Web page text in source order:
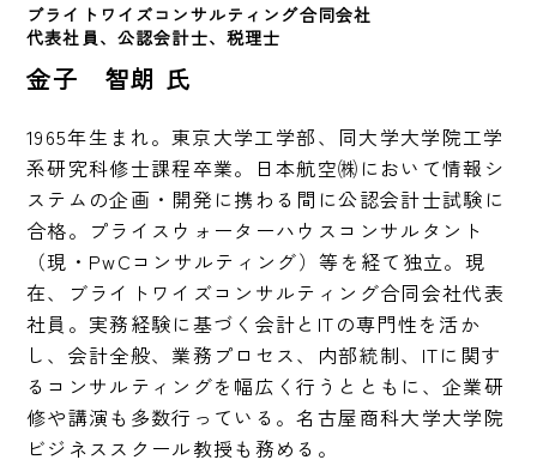
ブライトワイズコンサルティング合同会社
代表社員、公認会計士、税理士
金子 智朗 氏
1965年生まれ。東京大学工学部、同大学大学院工学
系研究科修士課程卒業。日本航空㈱において情報シ
ステムの企画・開発に携わる間に公認会計士試験に
合格。プライスウォーターハウスコンサルタント
（現・PwCコンサルティング）等を経て独立。現
在、ブライトワイズコンサルティング合同会社代表
社員。実務経験に基づく会計とITの専門性を活か
し、会計全般、業務プロセス、内部統制、ITに関す
るコンサルティングを幅広く行うとともに、企業研
修や講演も多数行っている。名古屋商科大学大学院
ビジネススクール教授も務める。